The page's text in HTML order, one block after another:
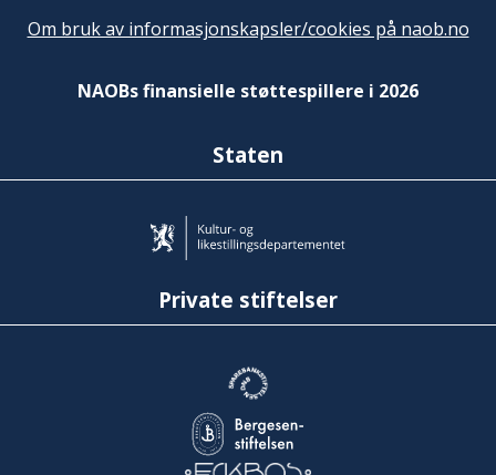
Om bruk av informasjonskapsler/cookies på naob.no
NAOBs finansielle støttespillere i 2026
Staten
Private stiftelser